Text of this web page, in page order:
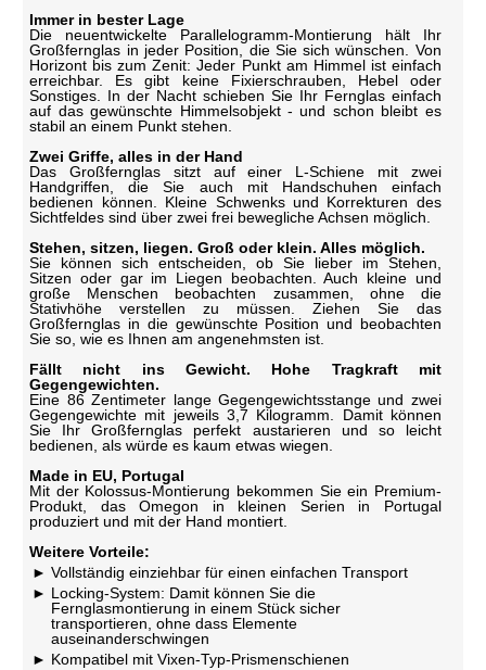
Immer in bester Lage
Die neuentwickelte Parallelogramm-Montierung hält Ihr
Großfernglas in jeder Position, die Sie sich wünschen. Von
Horizont bis zum Zenit: Jeder Punkt am Himmel ist einfach
erreichbar. Es gibt keine Fixierschrauben, Hebel oder
Sonstiges. In der Nacht schieben Sie Ihr Fernglas einfach
auf das gewünschte Himmelsobjekt - und schon bleibt es
stabil an einem Punkt stehen.
Zwei Griffe, alles in der Hand
Das Großfernglas sitzt auf einer L-Schiene mit zwei
Handgriffen, die Sie auch mit Handschuhen einfach
bedienen können. Kleine Schwenks und Korrekturen des
Sichtfeldes sind über zwei frei bewegliche Achsen möglich.
Stehen, sitzen, liegen. Groß oder klein. Alles möglich.
Sie können sich entscheiden, ob Sie lieber im Stehen,
Sitzen oder gar im Liegen beobachten. Auch kleine und
große Menschen beobachten zusammen, ohne die
Stativhöhe verstellen zu müssen. Ziehen Sie das
Großfernglas in die gewünschte Position und beobachten
Sie so, wie es Ihnen am angenehmsten ist.
Fällt nicht ins Gewicht. Hohe Tragkraft mit
Gegengewichten.
Eine 86 Zentimeter lange Gegengewichtsstange und zwei
Gegengewichte mit jeweils 3,7 Kilogramm. Damit können
Sie Ihr Großfernglas perfekt austarieren und so leicht
bedienen, als würde es kaum etwas wiegen.
Made in EU, Portugal
Mit der Kolossus-Montierung bekommen Sie ein Premium-
Produkt, das Omegon in kleinen Serien in Portugal
produziert und mit der Hand montiert.
Weitere Vorteile:
Vollständig einziehbar für einen einfachen Transport
Locking-System: Damit können Sie die
Fernglasmontierung in einem Stück sicher
transportieren, ohne dass Elemente
auseinanderschwingen
Kompatibel mit Vixen-Typ-Prismenschienen